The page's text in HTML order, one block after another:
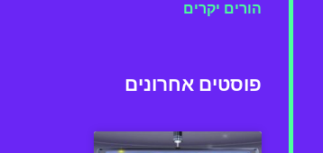
הורים יקרים
פוסטים אחרונים